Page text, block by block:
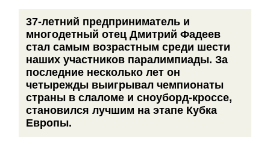
37-летний предприниматель и
многодетный отец Дмитрий Фадеев
стал самым возрастным среди шести
наших участников паралимпиады. За
последние несколько лет он
четырежды выигрывал чемпионаты
страны в слаломе и сноуборд-кроссе,
становился лучшим на этапе Кубка
Европы.